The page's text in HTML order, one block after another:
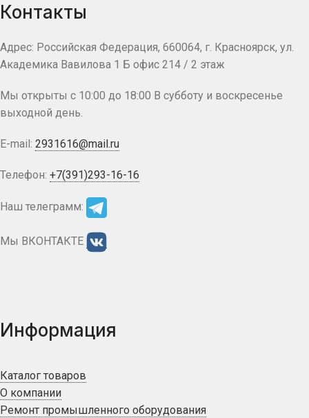
Контакты
Адрес: Российская Федерация, 660064, г. Красноярск, ул.
Академика Вавилова 1 Б офис 214 / 2 этаж
Мы открыты с 10:00 до 18:00 В субботу и воскресенье
выходной день.
E-mail: 2931616@mail.ru
Телефон: +7(391)293-16-16
Наш телеграмм:
Мы ВКОНТАКТЕ
Информация
Каталог товаров
О компании
Ремонт промышленного оборудования